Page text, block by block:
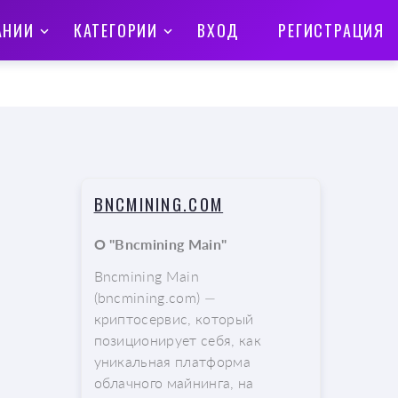
КАТЕГОРИИ ВХОД РЕГИСТРАЦИЯ
BNCMINING.COM
О "Bncmining Main"
Bncmining Main
(bncmining.com) —
криптосервис, который
позиционирует себя, как
уникальная платформа
облачного майнинга, на